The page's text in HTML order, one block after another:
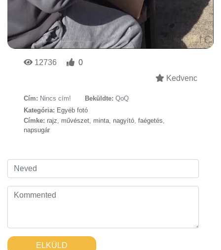
12736
0
Kedvenc
Cím: Nincs cím! Beküldte: QoQ
Kategória: Egyéb fotó
Címke: rajz művészet minta nagyító faégetés
napsugár
ELKÜLD